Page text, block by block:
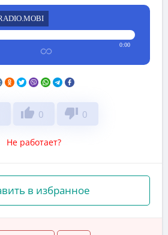
0:00
thumb_up 0 thumb_down 0
Не работает?
в избранное